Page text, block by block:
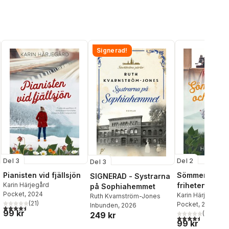
röster:
Del 3
Pianisten vid fjällsjön
Karin Härjegård
Pocket, 2024
4,5utav 5 stjärnor. Totalt antal röster:
(21)
99 kr
Signerad!
Del 3
SIGNERAD - Systrarna
på Sophiahemmet
Ruth Kvarnström-Jones
Inbunden, 2026
249 kr
Del 2
Sömmerskan
friheten
Karin Härjegård
Pocket, 2023
4,5utav 5(
99 kr